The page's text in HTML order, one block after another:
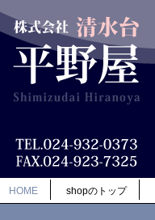
HOME shopのトップ